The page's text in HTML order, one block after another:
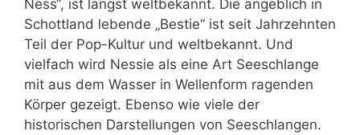
Ness“, ist längst weltbekannt. Die angeblich in
Schottland lebende „Bestie“ ist seit Jahrzehnten
Teil der Pop-Kultur und weltbekannt. Und
vielfach wird Nessie als eine Art Seeschlange
mit aus dem Wasser in Wellenform ragenden
Körper gezeigt. Ebenso wie viele der
historischen Darstellungen von Seeschlangen.